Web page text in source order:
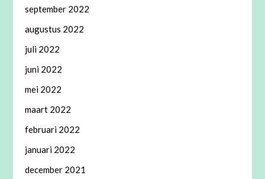
september 2022
augustus 2022
juli 2022
juni 2022
mei 2022
maart 2022
februari 2022
januari 2022
december 2021